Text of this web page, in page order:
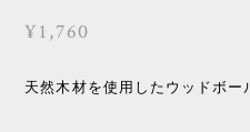
¥1,760
天然木材を使用したウッドボー